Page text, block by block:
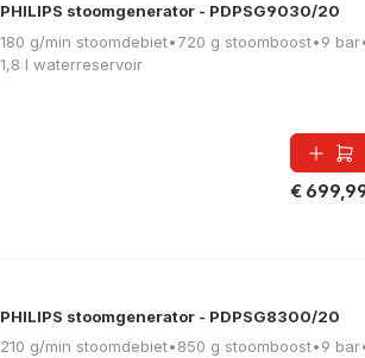
PHILIPS stoomgenerator - PDPSG9030/20
180 g/min stoomdebiet•720 g stoomboost•9 bar
1,8 l waterreservoir
€
PHILIPS stoomgenerator - PDPSG8300/20
210 g/min stoomdebiet•850 g stoomboost•9 bar